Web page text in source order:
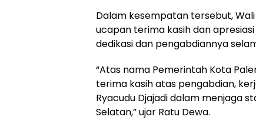
Dalam kesempatan tersebut,
ucapan terima kasih dan
dedikasi dan pengabdiannya
“Atas nama Pemerintah Kota
terima kasih atas pengabdian,
Ryacudu Djajadi dalam menjaga
Selatan,” ujar Ratu Dewa.